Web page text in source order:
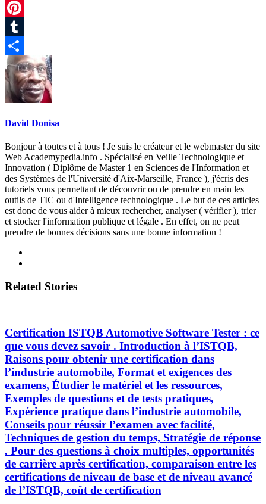
Gmail
Pinterest
Tumblr
Partager
David Donisa
Bonjour à toutes et à tous ! Je suis le créateur et le webmaster du site
Web Academypedia.info . Spécialisé en Veille Technologique et
Innovation ( Diplôme de Master 1 en Sciences de l'Information et
des Systèmes de l'Université d'Aix-Marseille, France ), j'écris des
tutoriels vous permettant de découvrir ou de prendre en main les
outils de TIC ou d'Intelligence technologique . Le but de ces articles
est donc de vous aider à mieux rechercher, analyser ( vérifier ), trier
et stocker l'information publique et légale . En effet, on ne peut
prendre de bonnes décisions sans une bonne information !
Related Stories
Certification ISTQB Automotive Software Tester : ce
que vous devez savoir . Introduction à l’ISTQB,
Raisons pour obtenir une certification dans
l’industrie automobile, Format et exigences des
examens, Étudier le matériel et les ressources,
Exemples de questions et de tests pratiques,
Expérience pratique dans l’industrie automobile,
Conseils pour réussir l’examen avec facilité,
Techniques de gestion du temps, Stratégie de réponse
. Pour des questions à choix multiples, opportunités
de carrière après certification, comparaison entre les
certifications de niveau de base et de niveau avancé
de l’ISTQB, coût de certification